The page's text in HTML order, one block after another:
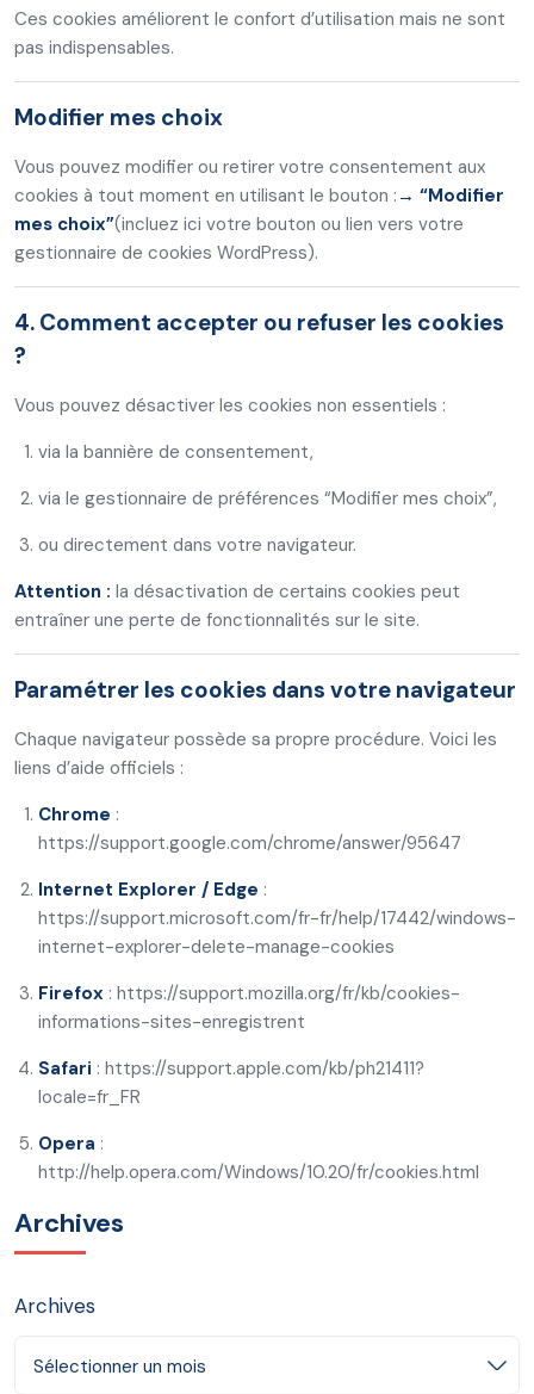
Ces cookies améliorent le confort d’utilisation mais ne sont
pas indispensables.
Modifier mes choix
Vous pouvez modifier ou retirer votre consentement aux
cookies à tout moment en utilisant le bouton : → “Modifier
mes choix”(incluez ici votre bouton ou lien vers votre
gestionnaire de cookies WordPress).
4. Comment accepter ou refuser les cookies
?
Vous pouvez désactiver les cookies non essentiels :
via la bannière de consentement,
via le gestionnaire de préférences “Modifier mes choix”,
ou directement dans votre navigateur.
Attention : la désactivation de certains cookies peut
entraîner une perte de fonctionnalités sur le site.
Paramétrer les cookies dans votre navigateur
Chaque navigateur possède sa propre procédure. Voici les
liens d’aide officiels :
Chrome :
https://support.google.com/chrome/answer/95647
Internet Explorer / Edge :
https://support.microsoft.com/fr-fr/help/17442/windows-
internet-explorer-delete-manage-cookies
Firefox : https://support.mozilla.org/fr/kb/cookies-
informations-sites-enregistrent
Safari : https://support.apple.com/kb/ph21411?
locale=fr_FR
Opera :
http://help.opera.com/Windows/10.20/fr/cookies.html
Archives
Archives
Sélectionner un mois